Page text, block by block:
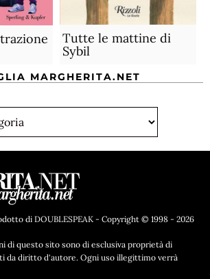
Tutte le mattine di
Sybil
MARGHERITA.NET
di DOUBLESPEAK - Copyright © 1998 - 2026
di questo sito sono di esclusiva proprietà di
da diritto d'autore. Ogni uso illegittimo verrà